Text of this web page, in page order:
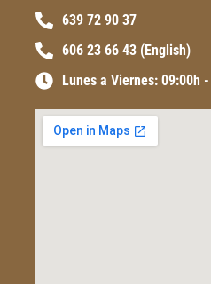
639 72 90 37
606 23 66 43 (English)
Lunes a Viernes: 09:00h